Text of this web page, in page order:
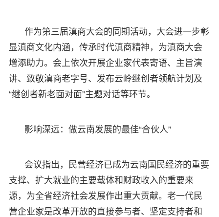
作为第三届滇商大会的同期活动，大会进一步彰
显滇商文化内涵，传承时代滇商精神，为滇商大会
增添助力。会上依次开展企业家代表寄语、主旨演
讲、致敬滇商老字号、发布云岭继创者领航计划及
“继创者新老面对面”主题对话等环节。
影响深远：做云南发展的最佳“合伙人”
会议指出，民营经济已成为云南国民经济的重要
支撑、扩大就业的主要载体和财政收入的重要来
源，为全省经济社会发展作出重大贡献。老一代民
营企业家是改革开放的直接参与者、坚定支持者和